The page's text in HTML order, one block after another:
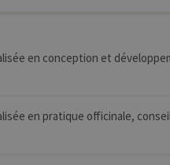
en conception et
en pratique officinale,